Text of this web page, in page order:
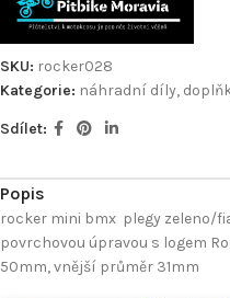
SKU: rocker028
Kategorie: náhradní díly,
Sdílet:
Popis
rocker mini bmx plegy zeleno/
povrchovou úpravou s logem
50mm, vnější průměr 31mm